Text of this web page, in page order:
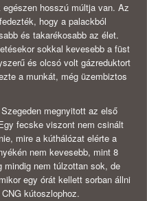
hosszú múltja van. Az
hogy a palackból
és takarékosabb az élet.
sokkal kevesebb a füst
és olcsó volt gázreduktort
a munkát, még üzembiztos
megnyitott az első
fecske viszont nem csinált
mire a kúthálózat elérte a
nem kevesebb, mint 8
mindig nem túlzottan sok, de
egy órát kellett sorban állni
kútoszlophoz.